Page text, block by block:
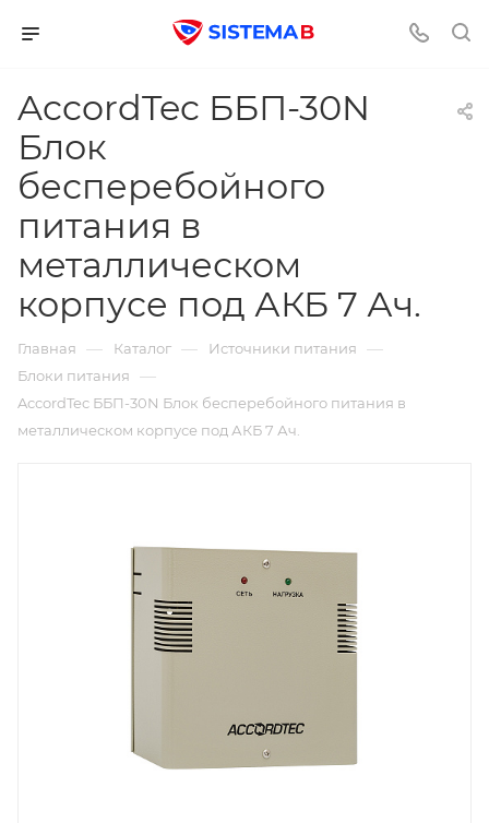
AccordTec ББП-30N
Блок
бесперебойного
питания в
металлическом
корпусе под АКБ 7 Ач.
Главная — Каталог — Источники питания —
Блоки питания —
AccordTec ББП-30N Блок бесперебойного питания в
металлическом корпусе под АКБ 7 Ач.